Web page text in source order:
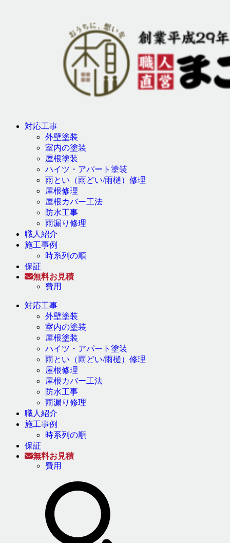
対応工事
外壁塗装
室内の塗装
屋根塗装
ハイツ・アパート塗装
雨とい（雨どい/雨樋）修理
屋根修理
屋根カバー工法
防水工事
雨漏り修理
職人紹介
施工事例
時系列の順
保証
無料お見積
費用
対応工事
外壁塗装
室内の塗装
屋根塗装
ハイツ・アパート塗装
雨とい（雨どい/雨樋）修理
屋根修理
屋根カバー工法
防水工事
雨漏り修理
職人紹介
施工事例
時系列の順
保証
無料お見積
費用